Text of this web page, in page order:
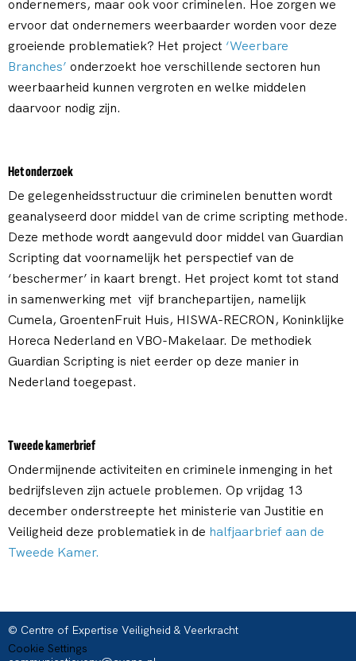
ondernemers, maar ook voor criminelen. Hoe zorgen we
ervoor dat ondernemers weerbaarder worden voor deze
groeiende problematiek? Het project ‘Weerbare
Branches’ onderzoekt hoe verschillende sectoren hun
weerbaarheid kunnen vergroten en welke middelen
daarvoor nodig zijn.
Het onderzoek
De gelegenheidsstructuur die criminelen benutten wordt
geanalyseerd door middel van de crime scripting methode.
Deze methode wordt aangevuld door middel van Guardian
Scripting dat voornamelijk het perspectief van de
‘beschermer’ in kaart brengt. Het project komt tot stand
in samenwerking met vijf branchepartijen, namelijk
Cumela, GroentenFruit Huis, HISWA-RECRON, Koninklijke
Horeca Nederland en VBO-Makelaar. De methodiek
Guardian Scripting is niet eerder op deze manier in
Nederland toegepast.
Tweede kamerbrief
Ondermijnende activiteiten en criminele inmenging in het
bedrijfsleven zijn actuele problemen. Op vrijdag 13
december onderstreepte het ministerie van Justitie en
Veiligheid deze problematiek in de halfjaarbrief aan de
Tweede Kamer.
© Centre of Expertise Veiligheid & Veerkracht
Cookie Settings